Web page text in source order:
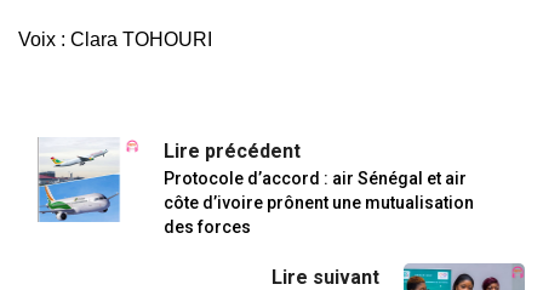
Voix : Clara TOHOURI
Lire précédent
Protocole d’accord : air Sénégal et air
côte d’ivoire prônent une mutualisation
des forces
Lire suivant